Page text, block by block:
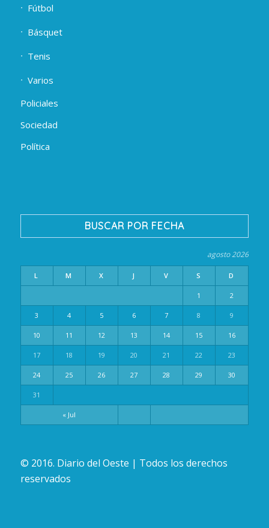
Fútbol
Básquet
Tenis
Varios
Policiales
Sociedad
Política
BUSCAR POR FECHA
agosto 2026
L M X J V S D
« Jul
1 2
3 4 5 6 7 8 9
10 11 12 13 14 15 16
17 18 19 20 21 22 23
24 25 26 27 28 29 30
31
© 2016. Diario del Oeste | Todos los derechos
reservados